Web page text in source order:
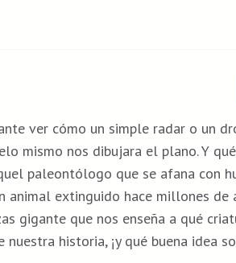
ver cómo un simple radar o un
mismo nos dibujara el plano. Y
paleontólogo que se afana con
animal extinguido hace millones de
gigante que nos enseña a qué
historia, ¡y qué buena idea